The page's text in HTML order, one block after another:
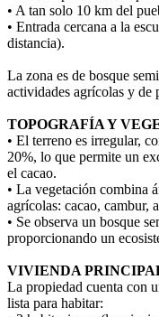
• A tan solo 10 km del
• Entrada cercana a la
distancia).
La zona es de bosque
actividades agrícolas y de
TOPOGRAFÍA Y
• El terreno es irregular,
20%, lo que permite un
el cacao.
• La vegetación combina
agrícolas: cacao, cambur,
• Se observa un bosque
proporcionando un
VIVIENDA
La propiedad cuenta con
lista para habitar: